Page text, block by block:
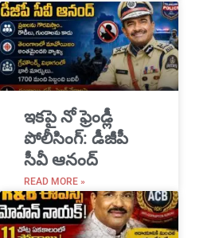
ఇకపై నో ఫ్రెండ్లీ
పోలీసింగ్: డీజీపీ
సీవీ ఆనంద్
READ MORE »